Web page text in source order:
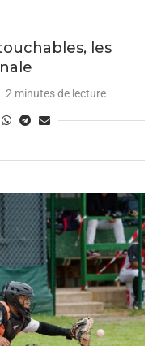
les
2 minutes de lecture